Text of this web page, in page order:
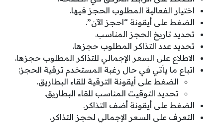
اختيار الفعالية المطلوب الحجز فيها.
الضغط على أيقونة “احجز الآن”.
تحديد تاريخ الحجز المناسب.
تحديد عدد التذاكر المطلوب حجزها.
الاطلاع على السعر الإجمالي للتذاكر المطلوب حجزها.
اتباع ما يأتي في حال رغبة المستخدم ترقية الحجز:
الضغط على أيقونة الترقية للقاء البطاريق.
تحديد التوقيت المناسب للقاء البطاريق.
الضغط على أيقونة أضف التذاكر.
التعرف على السعر الإجمالي لحجز التذاكر.